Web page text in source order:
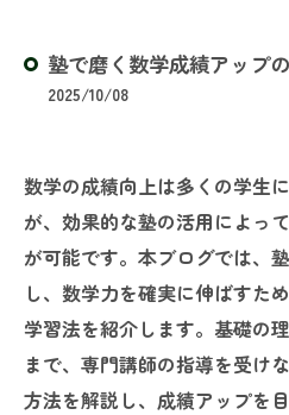
塾で磨く数学成績アップ
2025/10/08
数学の成績向上は多くの学生
が、効果的な塾の活用によっ
が可能です。本ブログでは、
し、数学力を確実に伸ばすた
学習法を紹介します。基礎の
まで、専門講師の指導を受け
方法を解説し、成績アップを